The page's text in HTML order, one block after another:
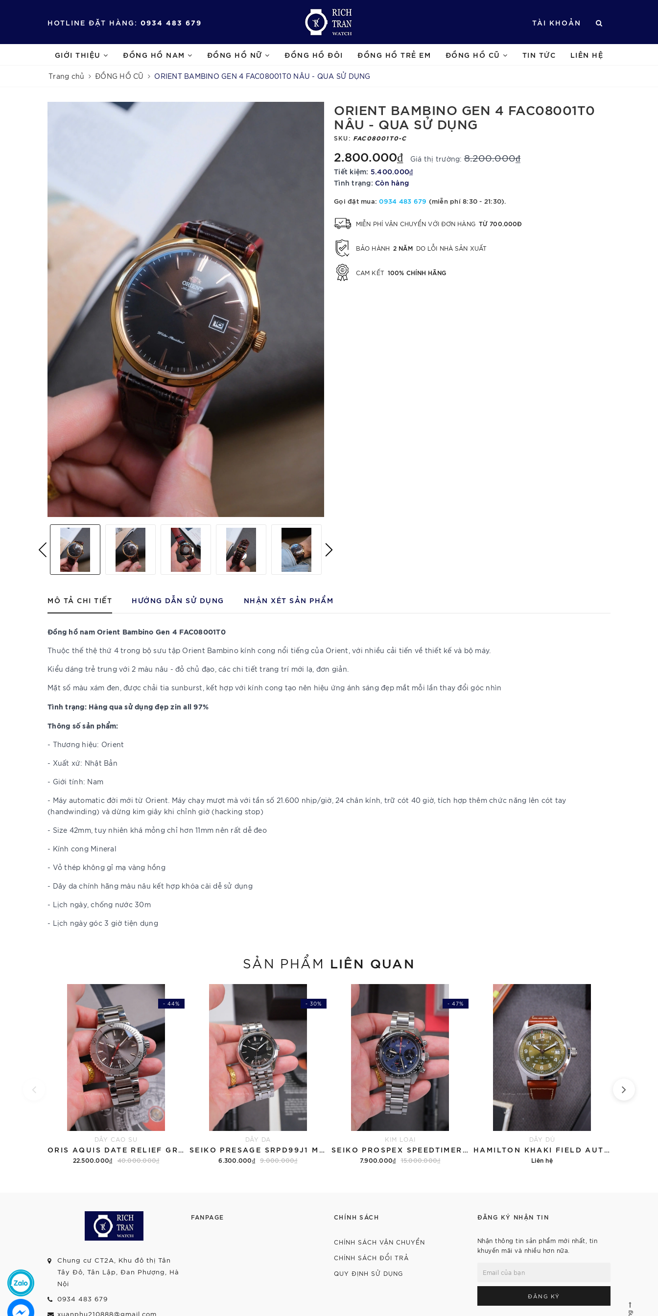
HOTLINE ĐẶT HÀNG: 0934 483 679 TÀI KHOẢN
GIỚI THIỆU ĐỒNG HỒ NAM ĐỒNG HỒ NỮ ĐỒNG HỒ ĐÔI ĐỒNG HỒ TRẺ EM ĐỒNG HỒ CŨ TIN TỨC LIÊN HỆ
Trang chủ ĐỒNG HỒ CŨ ORIENT BAMBINO GEN 4 FAC08001T0 NÂU - QUA SỬ DỤNG
ORIENT BAMBINO GEN 4 FAC08001T0
NÂU - QUA SỬ DỤNG
SKU: FAC08001T0-C
2.800.000₫ Giá thị trường:8.200.000₫
Tiết kiệm: 5.400.000₫
Tình trạng: Còn hàng
Gọi đặt mua:0934 483 679 (miễn phí 8:30 - 21:30).
MIỄN PHÍ VẬN CHUYỂN VỚI ĐƠN HÀNG TỪ 700.000Đ
BẢO HÀNH 2 NĂM DO LỖI NHÀ SẢN XUẤT
CAM KẾT 100% CHÍNH HÃNG
MÔ TẢ CHI TIẾT HƯỚNG DẪN SỬ DỤNG NHẬN XÉT SẢN PHẨM
Đồng hồ nam Orient Bambino Gen 4 FAC08001T0
Thuộc thế thệ thứ 4 trong bộ sưu tập Orient Bambino kính cong nổi tiếng của Orient, với nhiều cải tiến về thiết kế và bộ máy.
Kiểu dáng trẻ trung với 2 màu nâu - đỏ chủ đạo, các chi tiết trang trí mới lạ, đơn giản.
Mặt số màu xám đen, được chải tia sunburst, kết hợp với kính cong tạo nên hiệu ứng ánh sáng đẹp mắt mỗi lần thay đổi góc nhìn
Tình trạng: Hàng qua sử dụng đẹp zin all 97%
Thông số sản phẩm:
- Thương hiệu: Orient
- Xuất xứ: Nhật Bản
- Giới tính: Nam
- Máy automatic đời mới từ Orient. Máy chạy mượt mà với tần số 21.600 nhịp/giờ, 24 chân kính, trữ cót 40 giờ, tích hợp thêm chức năng lên cót tay
(handwinding) và dừng kim giây khi chỉnh giờ (hacking stop)
- Size 42mm, tuy nhiên khá mỏng chỉ hơn 11mm nên rất dễ đeo
- Kính cong Mineral
- Vỏ thép không gỉ mạ vàng hồng
- Dây da chính hãng màu nâu kết hợp khóa cài dễ sử dụng
- Lịch ngày, chống nước 30m
- Lịch ngày góc 3 giờ tiện dụng
SẢN PHẨM LIÊN QUAN
- 44%
DÂY CAO SU
ORIS AQUIS DATE RELIEF GREY 01 733 7730 4153-07 8 24 05PEB - QUA SỬ DỤNG
22.500.000₫ 40.000.000₫
- 30%
DÂY DA
SEIKO PRESAGE SRPD99J1 MẶT SẦN CÁT - QUA SỬ DỤNG
6.300.000₫ 9.000.000₫
- 47%
KIM LOẠI
SEIKO PROSPEX SPEEDTIMER SOLAR SSC815P1 - QUA SỬ DỤNG
7.900.000₫ 15.000.000₫
DÂY DÙ
HAMILTON KHAKI FIELD AUTOMATIC H70455560 GREEN OLIVE - QUA SỬ DỤNG
Liên hệ
Chung cư CT2A, Khu đô thị Tân
Tây Đô, Tân Lập, Đan Phượng, Hà
Nội
0934 483 679
xuanphu210888@gmail.com
FANPAGE CHÍNH SÁCH
CHÍNH SÁCH VẬN CHUYỂN
CHÍNH SÁCH ĐỔI TRẢ
QUY ĐỊNH SỬ DỤNG
ĐĂNG KÝ NHẬN TIN
Nhận thông tin sản phẩm mới nhất, tin
khuyến mãi và nhiều hơn nữa.
ĐĂNG KÝ